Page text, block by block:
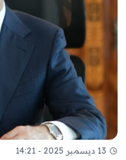
13 ديسمبر 2025 - 14:21